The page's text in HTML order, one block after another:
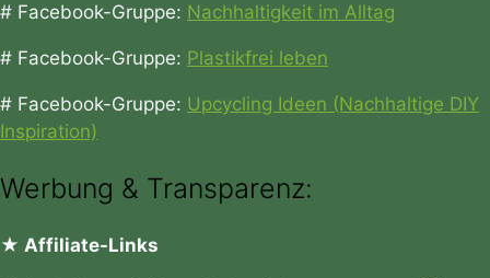
# Facebook-Gruppe: Nachhaltigkeit im Alltag
# Facebook-Gruppe: Plastikfrei leben
# Facebook-Gruppe: Upcycling Ideen (Nachhaltige DIY
Inspiration)
Werbung & Transparenz:
★ Affiliate-Links